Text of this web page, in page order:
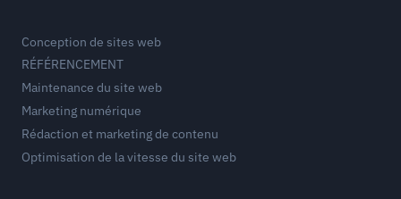
Conception de sites web
RÉFÉRENCEMENT
Maintenance du site web
Marketing numérique
Rédaction et marketing de contenu
Optimisation de la vitesse du site web